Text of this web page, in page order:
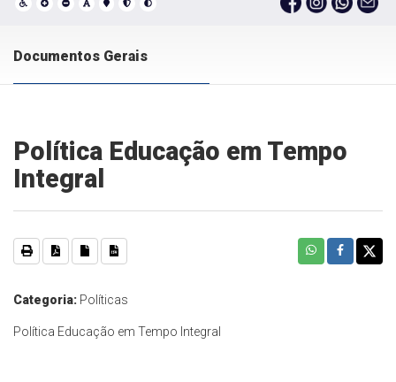
Documentos Gerais
Política Educação em Tempo
Integral
Categoria: Políticas
Política Educação em Tempo Integral